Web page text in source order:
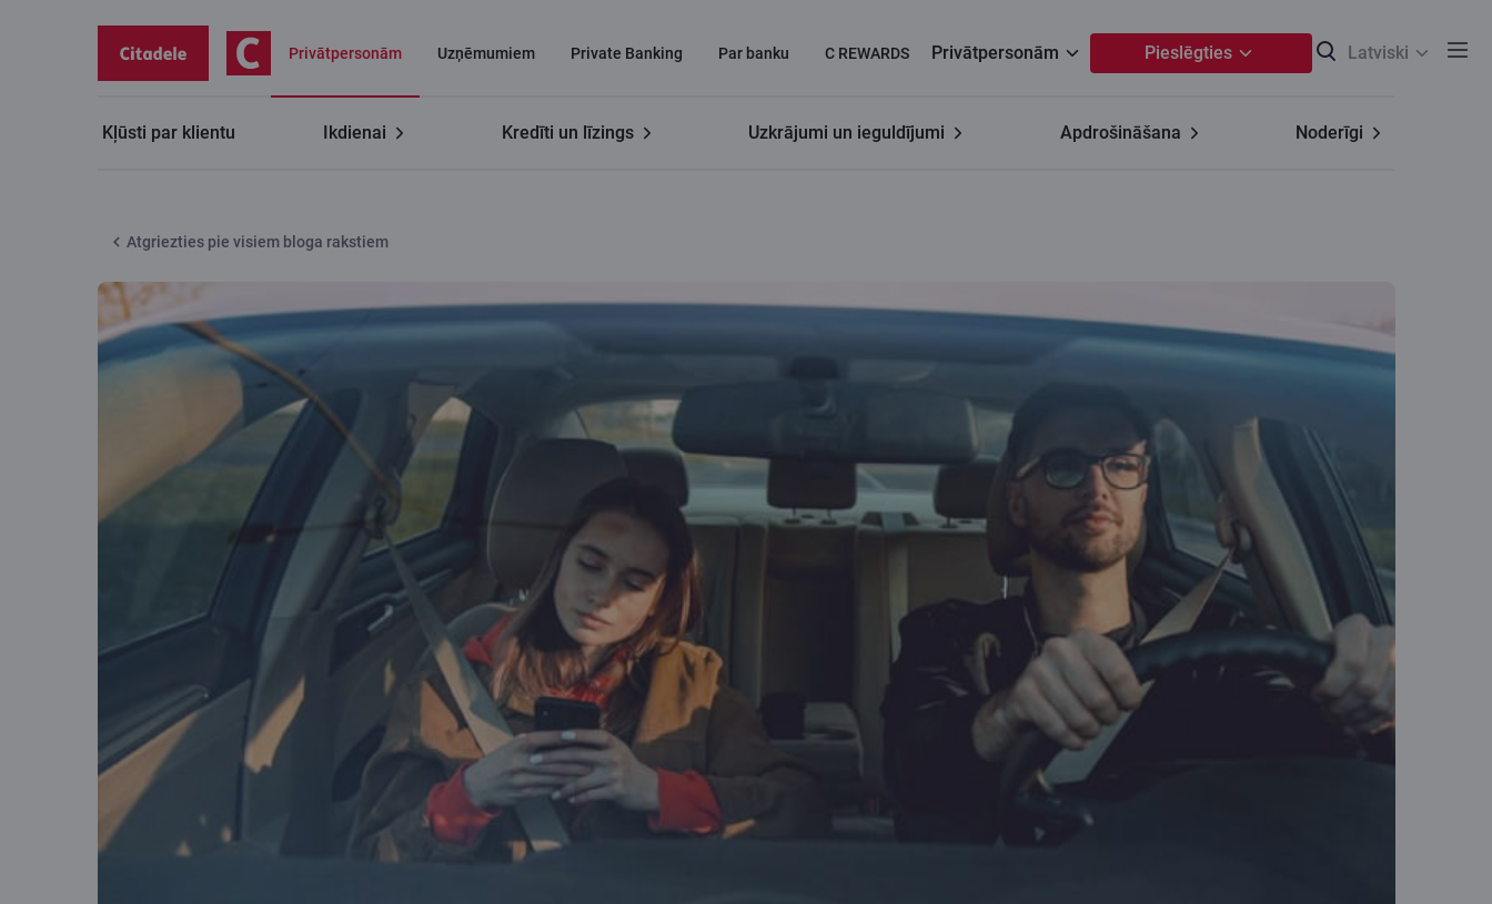
Privātpersonām Uzņēmumiem Private Banking Par banku C REWARDS Privātpersonām Pieslēgties Latviski
Kļūsti par klientu Ikdienai Kredīti un līzings Uzkrājumi un ieguldījumi Apdrošināšana Noderīgi
Atgriezties pie visiem bloga rakstiem